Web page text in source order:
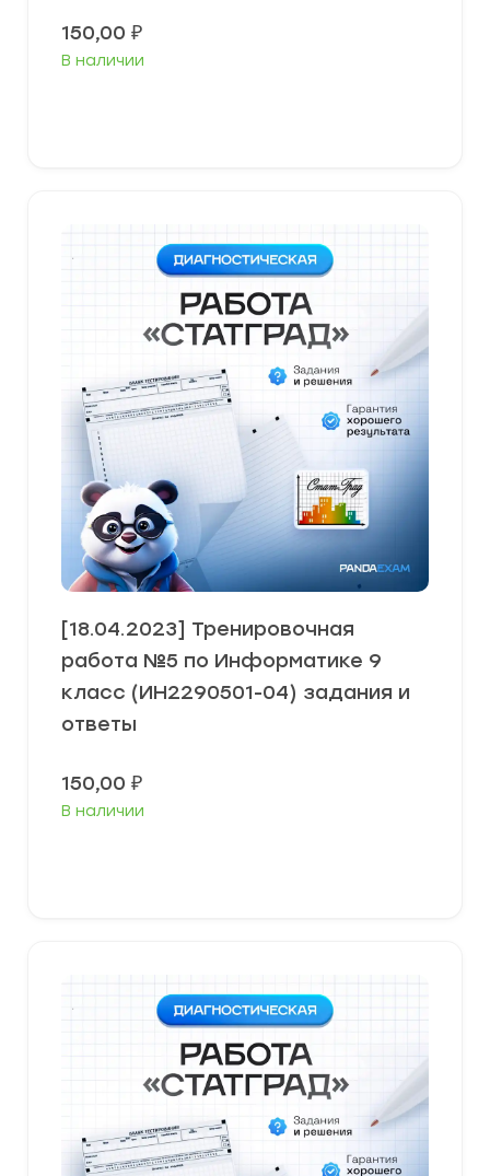
150,00 ₽
В наличии
[18.04.2023] Тренировочная
работа №5 по Информатике 9
класс (ИН2290501-04) задания и
ответы
150,00 ₽
В наличии